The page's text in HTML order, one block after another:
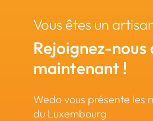
Vous êtes un
Rejoignez-nous
maintenant !
Wedo vous présente les
du Luxembourg